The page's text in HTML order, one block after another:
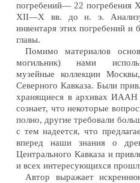
погребений— 22
XII—X вв. до н. э. Анализу
инвентаря этих погребений
главы.
Помимо материалов
могильник) нами
музейные коллекции
Северного Кавказа. Были
хранящиеся в архивах
сознает, что некоторые
полно, другие требовали
с тем надеется, что
вперед наши знания о
Центрального Кавказа и
и всех интересующихся
Автор выражает